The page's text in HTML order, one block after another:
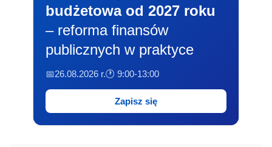
budżetowa od 2027 roku
– reforma finansów
publicznych w praktyce
📅26.08.2026 r.🕐 9:00-13:00
Zapisz się